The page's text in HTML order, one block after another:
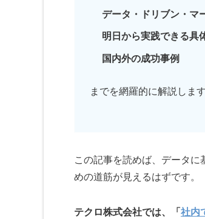
データ・ドリブン・マ
明日から実践できる具
国内外の成功事例
までを網羅的に解説します
この記事を読めば、データ
めの道筋が見えるはずです。
テクロ株式会社では、「社内